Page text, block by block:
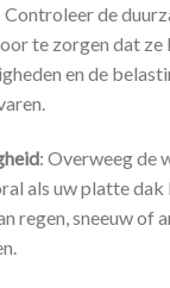
Controleer de
te zorgen dat ze
en de
: Overweeg de
als uw platte dak
regen, sneeuw of